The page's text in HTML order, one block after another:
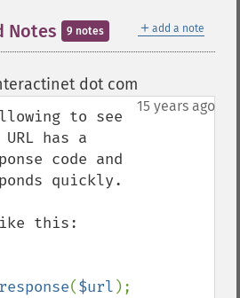
＋ add a note
Notes 9 notes
dot com
15 years ago
to see
has a
code and
quickly.
this:
($url